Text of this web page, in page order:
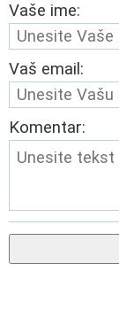
Vaše ime:
Vaš email:
Komentar: